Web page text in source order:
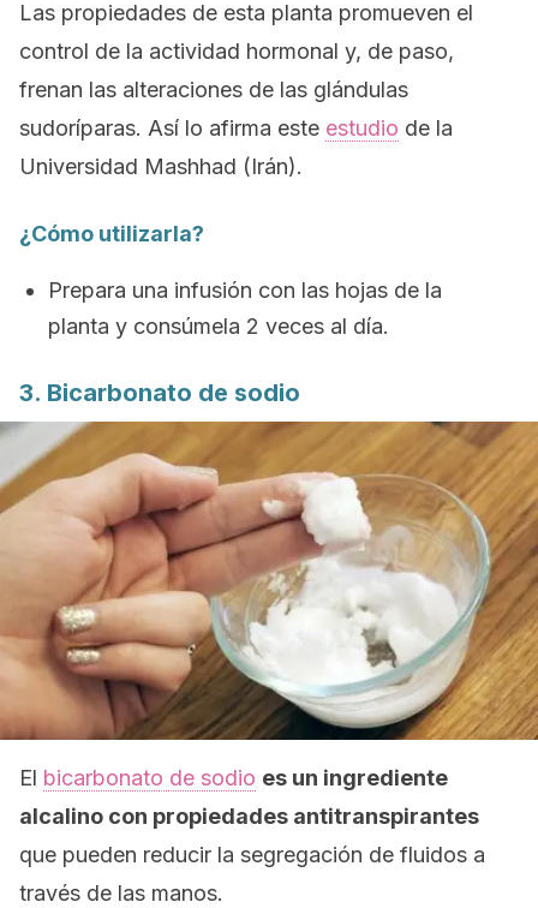
Las propiedades de esta planta promueven el
control de la actividad hormonal y, de paso,
frenan las alteraciones de las glándulas
sudoríparas. Así lo afirma este estudio de la
Universidad Mashhad (Irán).
¿Cómo utilizarla?
Prepara una infusión con las hojas de la
planta y consúmela 2 veces al día.
3. Bicarbonato de sodio
El bicarbonato de sodio es un ingrediente
alcalino con propiedades antitranspirantes
que pueden reducir la segregación de fluidos a
través de las manos.